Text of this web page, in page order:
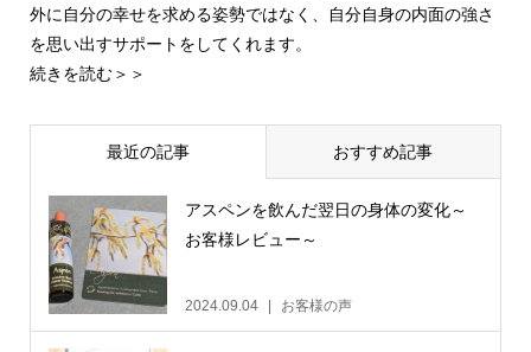
外に自分の幸せを求める姿勢ではなく、自分自身の内面の強さ
を思い出すサポートをしてくれます。
続きを読む＞＞
最近の記事 おすすめ記事
アスペンを飲んだ翌日の身体の変化～
お客様レビュー～
2024.09.04 お客様の声